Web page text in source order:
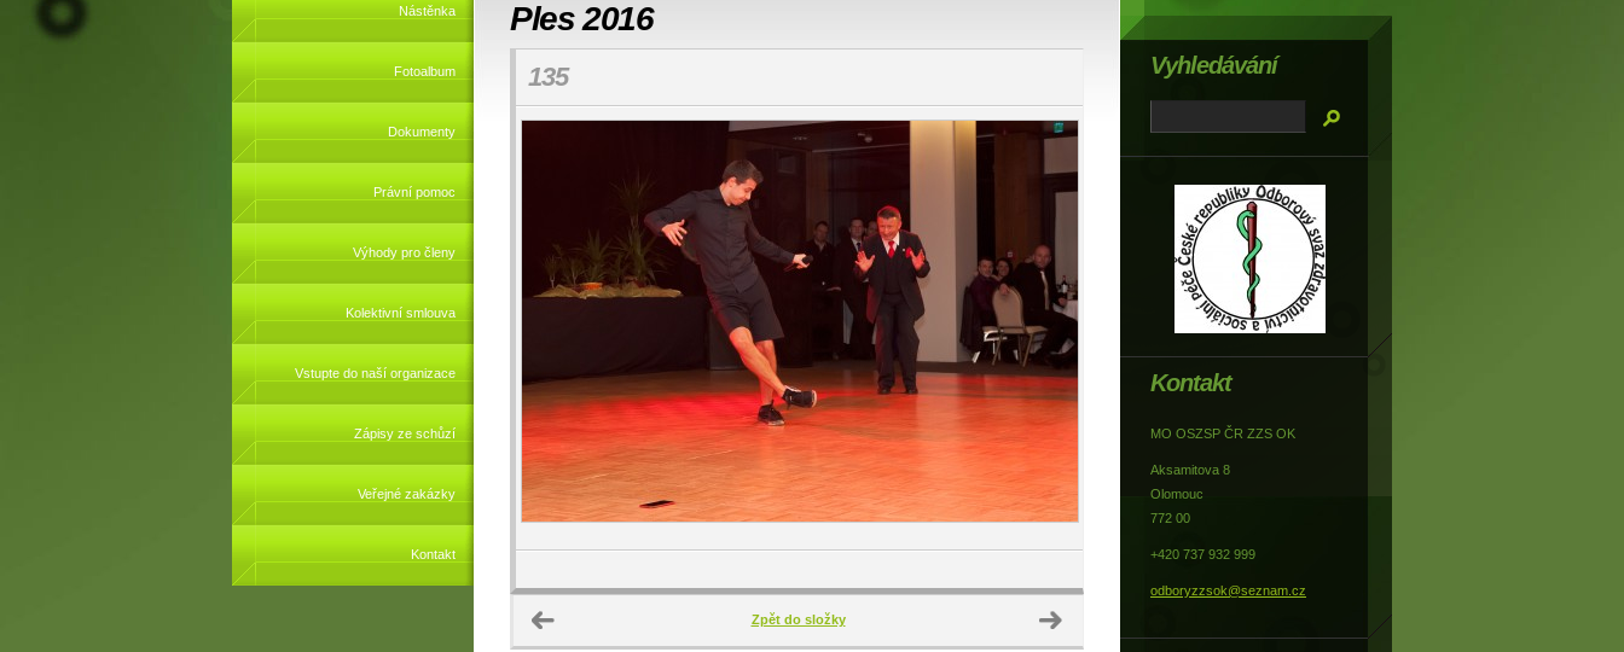
Nástěnka
Fotoalbum
Dokumenty
Právní pomoc
Výhody pro členy
Kolektivní smlouva
Vstupte do naší organizace
Zápisy ze schůzí
Veřejné zakázky
Kontakt
Ples 2016
135
Zpět do složky
Kontakt
MO OSZSP ČR ZZS OK
Aksamitova 8
Olomouc
772 00
+420 737 932 999
odboryzzsok@seznam.cz
Vyhledávání